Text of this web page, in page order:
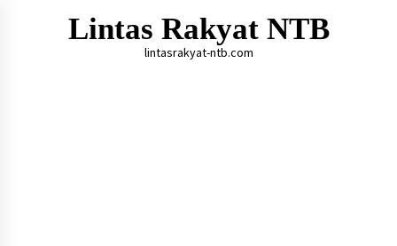
Lintas Rakyat NTB
lintasrakyat-ntb.com